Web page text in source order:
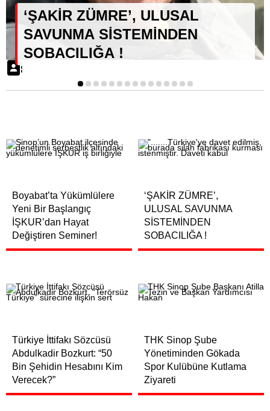
‘ŞAKİR ZÜMRE’, ULUSAL
SAVUNMA SİSTEMİNDEN
SOBACILIĞA !
1 2 3 4 5 6 7 8 9 10 11 12 13 14 15
Boyabat’ta Yükümlülere
Yeni Bir Başlangıç
İŞKUR’dan Hayat
Değiştiren Seminer!
‘ŞAKİR ZÜMRE’,
ULUSAL SAVUNMA
SİSTEMİNDEN
SOBACILIĞA !
Türkiye İttifakı Sözcüsü
Abdulkadir Bozkurt: “50
Bin Şehidin Hesabını Kim
Verecek?”
THK Sinop Şube
Yönetiminden Gökada
Spor Kulübüne Kutlama
Ziyareti